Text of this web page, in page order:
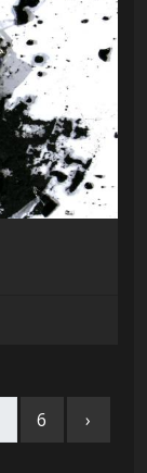
6 ›